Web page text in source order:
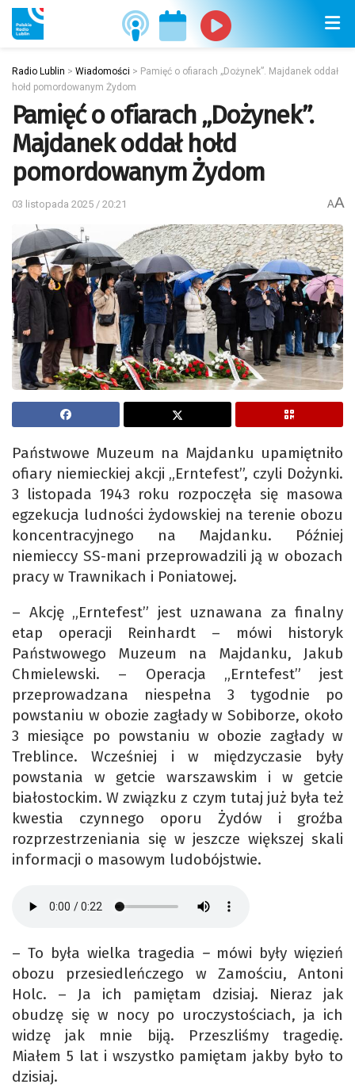
Radio Lublin > Wiadomości > Pamięć o ofiarach „Dożynek”. Majdanek oddał
hołd pomordowanym Żydom
Pamięć o ofiarach „Dożynek”.
Majdanek oddał hołd
pomordowanym Żydom
03 listopada 2025 / 20:21 AA
Państwowe Muzeum na Majdanku upamiętniło
ofiary niemieckiej akcji „Erntefest”, czyli Dożynki.
3 listopada 1943 roku rozpoczęła się masowa
egzekucja ludności żydowskiej na terenie obozu
koncentracyjnego na Majdanku. Później
niemieccy SS-mani przeprowadzili ją w obozach
pracy w Trawnikach i Poniatowej.
– Akcję „Erntefest” jest uznawana za finalny
etap operacji Reinhardt – mówi historyk
Państwowego Muzeum na Majdanku, Jakub
Chmielewski. – Operacja „Erntefest” jest
przeprowadzana niespełna 3 tygodnie po
powstaniu w obozie zagłady w Sobiborze, około
3 miesiące po powstaniu w obozie zagłady w
Treblince. Wcześniej i w międzyczasie były
powstania w getcie warszawskim i w getcie
białostockim. W związku z czym tutaj już była też
kwestia czynnego oporu Żydów i groźba
rozprzestrzeniania się w jeszcze większej skali
informacji o masowym ludobójstwie.
– To była wielka tragedia –mówi były więzień
obozu przesiedleńczego w Zamościu, Antoni
Holc. – Ja ich pamiętam dzisiaj. Nieraz jak
obudzę się w nocy po uroczystościach, ja ich
widzę jak mnie biją. Przeszliśmy tragedię.
Miałem 5 lat i wszystko pamiętam jakby było to
dzisiaj.